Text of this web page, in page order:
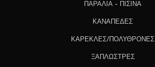
ΠΑΡΑΛΙΑ – ΠΙΣΙΝΑ
ΚΑΝΑΠΕΔΕΣ
ΚΑΡΕΚΛΕΣ/ΠΟΛΥΘΡΟΝΕΣ
ΞΑΠΛΩΣΤΡΕΣ